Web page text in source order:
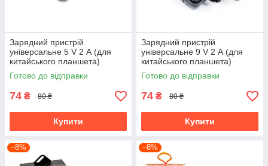
Зарядний пристрій
універсальне 5 V 2 А (для
китайського планшета)
Готово до відправки
74 ₴ 80 ₴
Купити
Зарядний пристрій
універсальне 9 V 2 А (для
китайського планшета)
Готово до відправки
74 ₴ 80 ₴
Купити
–8% –8%